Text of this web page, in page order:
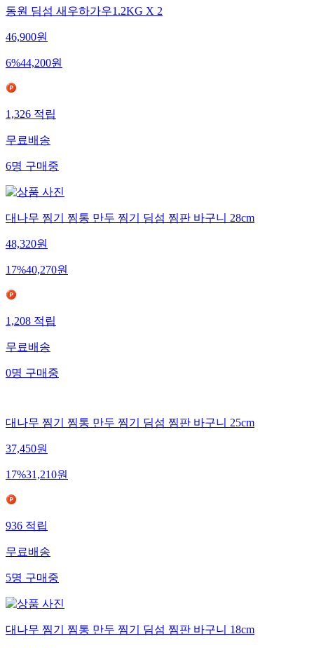
동원 딤섬 새우하가우1.2KG X 2
46,900원
6%44,200원
1,326 적립
무료배송
6명 구매중
대나무 찜기 찜통 만두 찜기 딤섬 찜판 바구니 28cm
48,320원
17%40,270원
1,208 적립
무료배송
0명 구매중
대나무 찜기 찜통 만두 찜기 딤섬 찜판 바구니 25cm
37,450원
17%31,210원
936적립
무료배송
5명구매중
대나무 찜기 찜통 만두 찜기 딤섬 찜판 바구니 18cm